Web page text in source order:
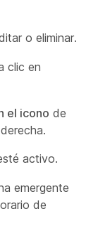
o eliminar.
clic en
el icono de
activo.
emergente
de